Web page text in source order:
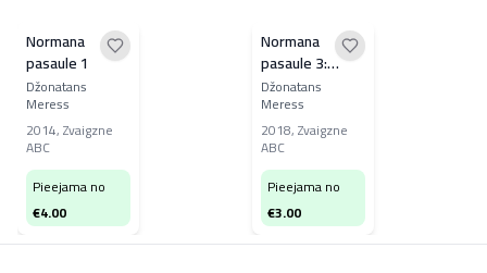
Normana
pasaule 1
Džonatans
Meress
2014,Zvaigzne
ABC
Pieejama no
€4.00
Normana
pasaule 3:
Iespējama
gāzes
eksplozija
Džonatans
Meress
2018,Zvaigzne
ABC
Pieejama no
€3.00